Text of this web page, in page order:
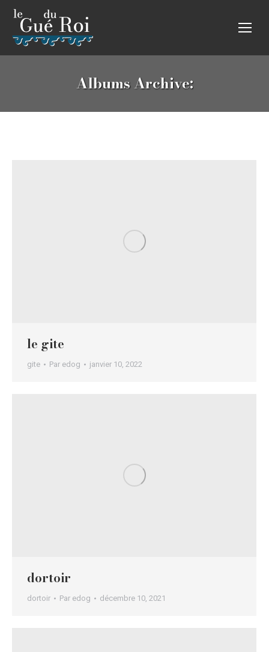
Albums Archive:
le gite
gite Par edog janvier 10, 2022
dortoir
dortoir Par edog décembre 10, 2021